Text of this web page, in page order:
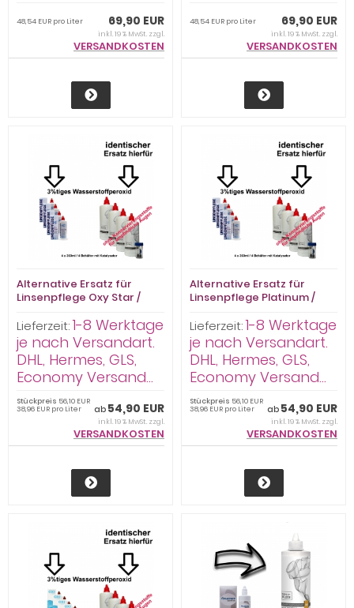
69,90 EUR
48,54 EUR pro Liter
inkl. 19 % MwSt. zzgl.
VERSANDKOSTEN
69,90 EUR
48,54 EUR pro Liter
inkl. 19 % MwSt. zzgl.
VERSANDKOSTEN
Alternative Ersatz für
Linsenpflege Oxy Star /
Peroxid 4x360ml/4Behälter
Lieferzeit:1-8 Werktage
je nach Versandart.
DHL, Hermes, GLS,
Economy Versand...
ab 54,90 EUR
Stückpreis 56,10 EUR
38,96 EUR pro Liter
inkl. 19 % MwSt. zzgl.
VERSANDKOSTEN
Alternative Ersatz für
Linsenpflege Platinum /
Peroxid 4x360ml/4Behälter.
Mehr Inhalt 4 x 360ml statt
4x300ml.
Lieferzeit:1-8 Werktage
je nach Versandart.
DHL, Hermes, GLS,
Economy Versand...
ab 54,90 EUR
Stückpreis 56,10 EUR
38,96 EUR pro Liter
inkl. 19 % MwSt. zzgl.
VERSANDKOSTEN